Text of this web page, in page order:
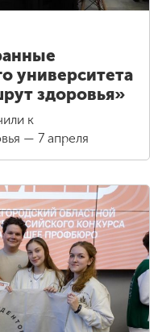
университета
здоровья»
к
— 7 апреля